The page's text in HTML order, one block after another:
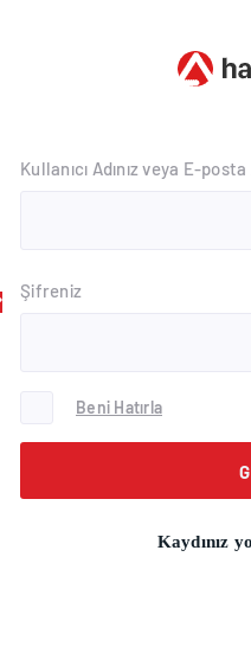
Kullanıcı Adınız veya E-
Şifreniz
Beni Hatırla
Kaydınız